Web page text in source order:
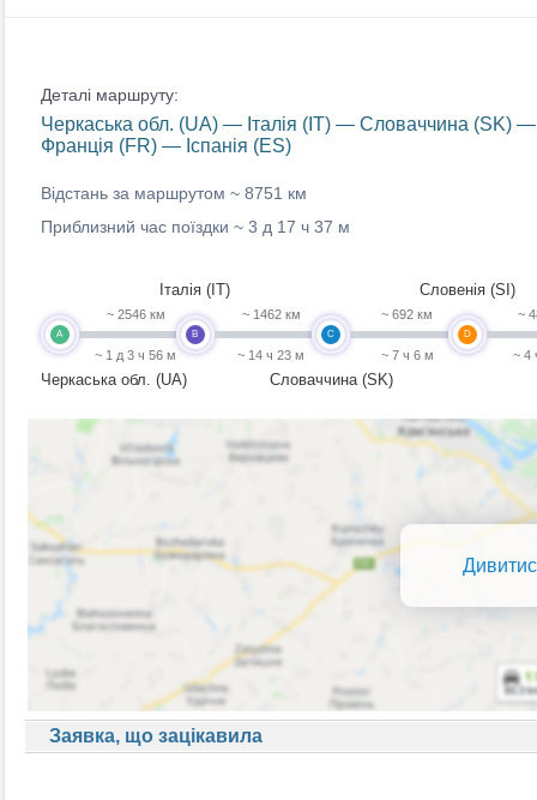
Деталі маршруту:
Черкаська обл. (UA) — Італія (IT) — Словаччина
Франція (FR) — Іспанія (ES)
Відстань за маршрутом ~ 8751 км
Приблизний час поїздки ~ 3 д 17 ч 37 м
A
Черкаська обл. (UA)
~ 2546 км
~ 1 д 3 ч 56 м
B
Італія (IT)
~ 1462 км
~ 14 ч 23 м
C
Словаччина (SK)
~ 692 км
~ 7 ч 6 м
D
Словенія (SI)
~
~ 4
Заявка, що зацікавила